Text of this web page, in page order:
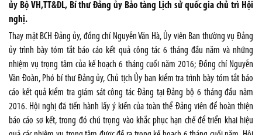
ủy Bộ VH,TT&DL, Bí thư Đảng ủy Bảo tàng Lịch sử quốc gia chủ trì Hội
nghị.
Thay mặt BCH Đảng ủy, đồng chí Nguyễn Văn Hà, Ủy viên Ban thường vụ Đảng
ủy trình bày tóm tắt báo cáo kết quả công tác 6 tháng đầu năm và những
nhiệm vụ trọng tâm của kế hoạch 6 tháng cuối năm 2016; Đồng chí Nguyễn
Văn Đoàn, Phó bí thư Đảng ủy, Chủ tịch Ủy ban kiểm tra trình bày tóm tắt báo
cáo kết quả kiểm tra giám sát công tác Đảng tại Đảng bộ 6 tháng đầu năm
2016. Hội nghị đã tiến hành lấy ý kiến của toàn thể Đảng viên để hoàn thiện
báo cáo sơ kết, trong đó chú trọng vào khắc phục hạn chế để triển khai hiệu